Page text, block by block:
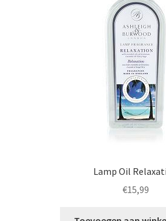
Lamp Oil
€15,99